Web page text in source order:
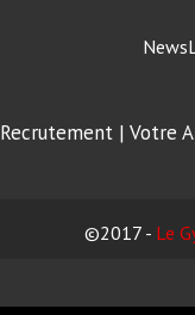
Recrutement | Votre
©2017 - Le